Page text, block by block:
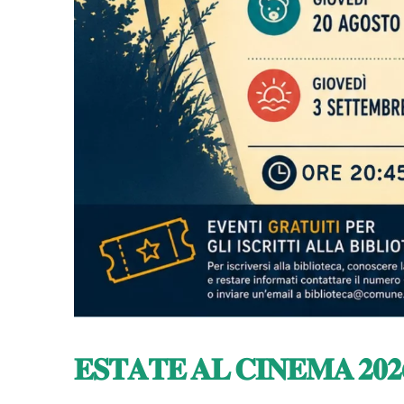
𝐄𝐒𝐓𝐀𝐓𝐄 𝐀𝐋 𝐂𝐈𝐍𝐄𝐌𝐀